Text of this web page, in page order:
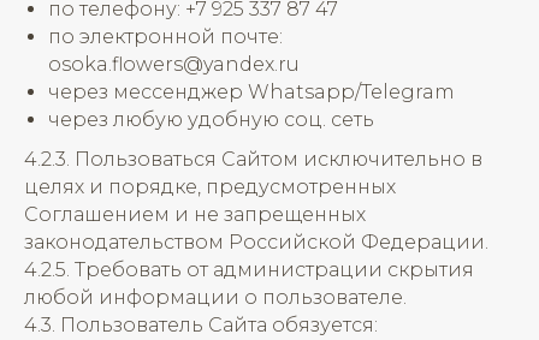
по телефону: +7 925 337 87 47
по электронной почте:
osoka.flowers@yandex.ru
через мессенджер Whatsapp/Telegram
через любую удобную соц. сеть
4.2.3. Пользоваться Сайтом исключительно в
целях и порядке, предусмотренных
Соглашением и не запрещенных
законодательством Российской Федерации.
4.2.5. Требовать от администрации скрытия
любой информации о пользователе.
4.3. Пользователь Сайта обязуется: